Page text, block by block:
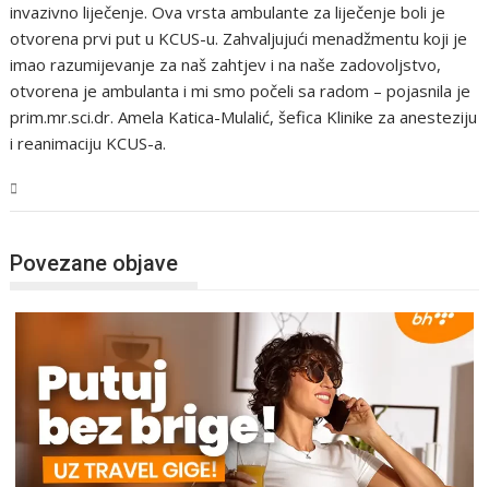
invazivno liječenje. Ova vrsta ambulante za liječenje boli je
otvorena prvi put u KCUS-u. Zahvaljujući menadžmentu koji je
imao razumijevanje za naš zahtjev i na naše zadovoljstvo,
otvorena je ambulanta i mi smo počeli sa radom – pojasnila je
prim.mr.sci.dr. Amela Katica-Mulalić, šefica Klinike za anesteziju
i reanimaciju KCUS-a.
Povezane objave